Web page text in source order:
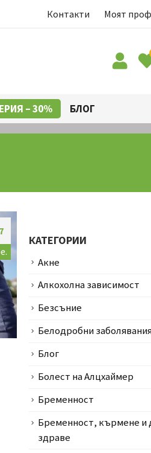
Контакти Моят
– 30% БЛОГ
КАТЕГОРИИ
Акне
Алкохолна зависимост
Безсъние
Белодробни
Блог
Болест на Алцхаймер
Бременност
Бременност, кърмене и
здраве